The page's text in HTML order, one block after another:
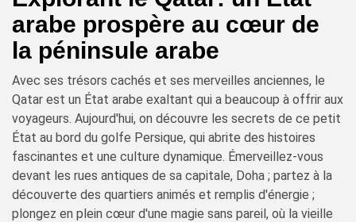
arabe prospère au cœur de
la péninsule arabe
Avec ses trésors cachés et ses merveilles anciennes, le
Qatar est un État arabe exaltant qui a beaucoup à offrir aux
voyageurs. Aujourd'hui, on découvre les secrets de ce petit
État au bord du golfe Persique, qui abrite des histoires
fascinantes et une culture dynamique. Émerveillez-vous
devant les rues antiques de sa capitale, Doha ; partez à la
découverte des quartiers animés et remplis d'énergie ;
plongez en plein cœur d'une magie sans pareil, où la vieille